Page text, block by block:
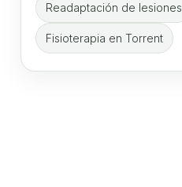
Readaptación de lesiones
Fisioterapia en Torrent